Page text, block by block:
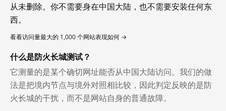
从未删除。你不需要身在中国大陆，也不需要安装任何东
西。
看看访问量最大的 1,000 个网站表现如何 →
什么是防火长城测试？
它测量的是某个确切网址能否从中国大陆访问。我们的做
法是把境内节点与境外对照相比较，因此判定反映的是防
火长城的干扰，而不是网站自身的普通故障。